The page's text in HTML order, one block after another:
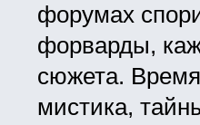
форумах
форварды,
сюжета.
мистика,